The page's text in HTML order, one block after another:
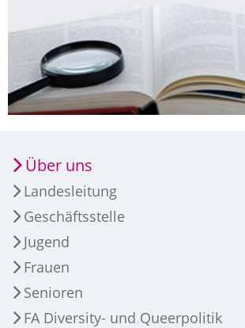
Über uns
Landesleitung
Geschäftsstelle
Jugend
Frauen
Senioren
FA Diversity- und Queerpolitik